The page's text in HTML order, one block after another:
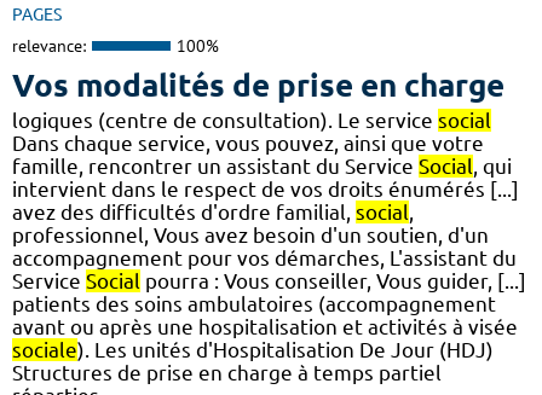
PAGES
relevance: 100%
Vos modalités de prise en charge
logiques (centre de consultation). Le service social
Dans chaque service, vous pouvez, ainsi que votre
famille, rencontrer un assistant du Service Social, qui
intervient dans le respect de vos droits énumérés [...]
avez des difficultés d'ordre familial, social,
professionnel, Vous avez besoin d'un soutien, d'un
accompagnement pour vos démarches, L'assistant du
Service Social pourra : Vous conseiller, Vous guider, [...]
patients des soins ambulatoires (accompagnement
avant ou après une hospitalisation et activités à visée
sociale). Les unités d'Hospitalisation De Jour (HDJ)
Structures de prise en charge à temps partiel